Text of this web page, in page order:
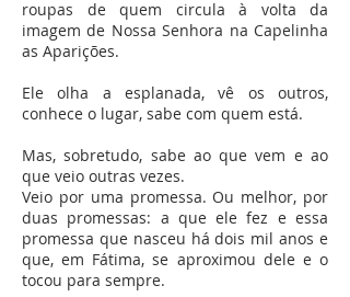
roupas de quem circula à volta da
imagem de Nossa Senhora na Capelinha
as Aparições.
Ele olha a esplanada, vê os outros,
conhece o lugar, sabe com quem está.
Mas, sobretudo, sabe ao que vem e ao
que veio outras vezes.
Veio por uma promessa. Ou melhor, por
duas promessas: a que ele fez e essa
promessa que nasceu há dois mil anos e
que, em Fátima, se aproximou dele e o
tocou para sempre.